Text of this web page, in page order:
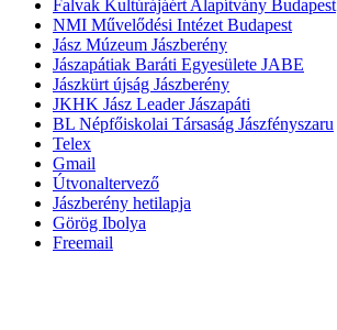
Falvak Kultúrájáért Alapítvány Budapest
NMI Művelődési Intézet Budapest
Jász Múzeum Jászberény
Jászapátiak Baráti Egyesülete JABE
Jászkürt újság Jászberény
JKHK Jász Leader Jászapáti
BL Népfőiskolai Társaság Jászfényszaru
Telex
Gmail
Útvonaltervező
Jászberény hetilapja
Görög Ibolya
Freemail